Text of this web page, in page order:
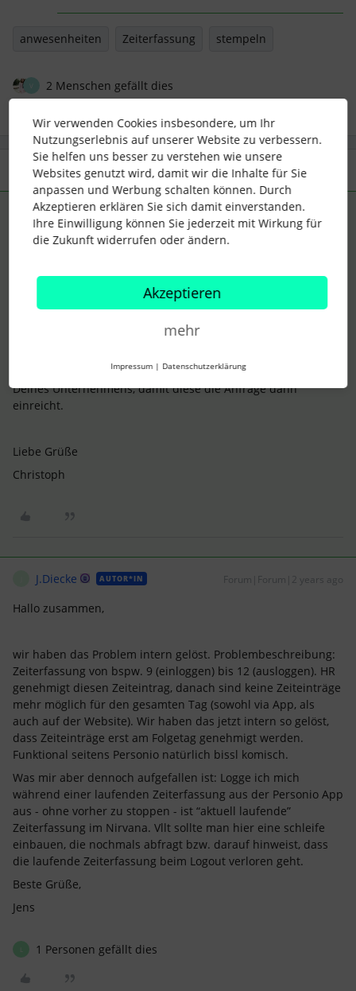
anwesenheiten Zeiterfassung stempeln
2 Menschen gefällt dies
2 Antworten Älteste zuerst
Support Integrationen ANTWORT
Forum|Forum|2 years ago
bitte wende Dich hierzu einmal über
an
den Support, damit wir uns den Account genau anschauen
können. Bitte beachte, dass der Support über
Du dies nicht sein, wende Dich bitte an eine solche Person
Deines Unternehmens, damit diese die Anfrage dann
einreicht.
Liebe Grüße
Christoph
J.Diecke AUTOR*IN Forum|Forum|2 years ago
Hallo zusammen,
wir haben das Problem intern gelöst. Problembeschreibung:
Zeiterfassung von bspw. 9 (einloggen) bis 12 (ausloggen). HR
genehmigt diesen Zeiteintrag, danach sind keine Zeiteinträge
mehr möglich für den gesamten Tag (sowohl via App, als
auch auf der Website). Wir haben das jetzt intern so gelöst,
dass Zeiteinträge erst am Folgetag genehmigt werden.
Funktional seitens Personio natürlich bissl komisch.
Was mir aber dennoch aufgefallen ist: Logge ich mich
während einer laufenden Zeiterfassung aus der Personio App
aus - ohne vorher zu stoppen - ist “aktuell laufende”
Zeiterfassung im Nirvana. Vllt sollte man hier eine schleife
einbauen, die nochmals abfragt bzw. darauf hinweist, dass
die laufende Zeiterfassung beim Logout verloren geht.
Beste Grüße,
Jens
1 Personen gefällt dies
Wir verwenden Cookies insbesondere, um Ihr
Nutzungserlebnis auf unserer Website zu verbessern.
Sie helfen uns besser zu verstehen wie unsere
Websites genutzt wird, damit wir die Inhalte für Sie
anpassen und Werbung schalten können. Durch
Akzeptieren erklären Sie sich damit einverstanden.
Ihre Einwilligung können Sie jederzeit mit Wirkung für
die Zukunft widerrufen oder ändern.
Akzeptieren
mehr
Impressum | Datenschutzerklärung